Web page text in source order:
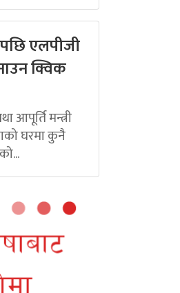
एलपीजी
क्विक
आपूर्ति मन्त्री
घरमा कुनै